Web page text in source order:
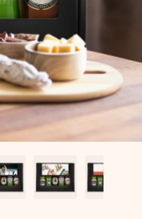
Schritten – mit
Nachricht von
den perfekten